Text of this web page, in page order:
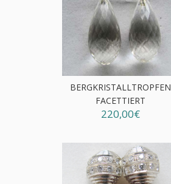
BERGKRISTALLTROPFEN
FACETTIERT
220,00€